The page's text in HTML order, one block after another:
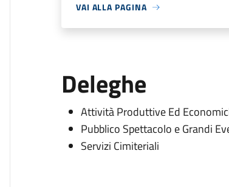
VAI ALLA PAGINA
Deleghe
Attività Produttive Ed
Pubblico Spettacolo e Grandi
Servizi Cimiteriali